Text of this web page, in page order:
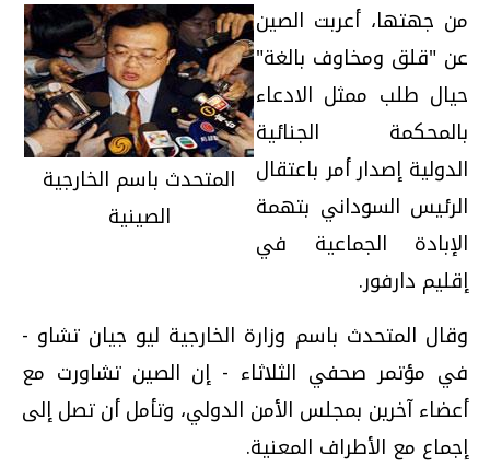
المتحدث باسم الخارجية
الصينية
من جهتها، أعربت الصين
عن "قلق ومخاوف بالغة"
حيال طلب ممثل الادعاء
بالمحكمة الجنائية
الدولية إصدار أمر باعتقال
الرئيس السوداني بتهمة
الإبادة الجماعية في
إقليم دارفور.
وقال المتحدث باسم وزارة الخارجية ليو جيان تشاو -
في مؤتمر صحفي الثلاثاء - إن الصين تشاورت مع
أعضاء آخرين بمجلس الأمن الدولي، وتأمل أن تصل إلى
إجماع مع الأطراف المعنية.